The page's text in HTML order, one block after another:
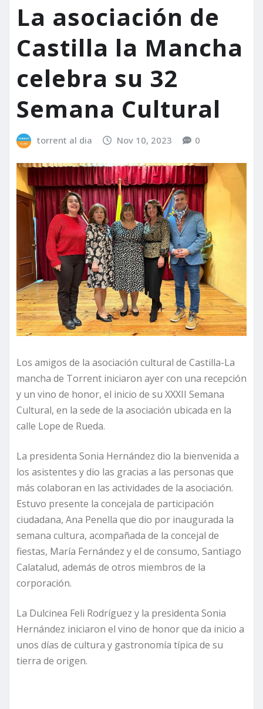
La asociación de
Castilla la Mancha
celebra su 32
Semana Cultural
torrent al dia Nov 10, 2023 0
Los amigos de la asociación cultural de Castilla-La
mancha de Torrent iniciaron ayer con una recepción
y un vino de honor, el inicio de su XXXII Semana
Cultural, en la sede de la asociación ubicada en la
calle Lope de Rueda.
La presidenta Sonia Hernández dio la bienvenida a
los asistentes y dio las gracias a las personas que
más colaboran en las actividades de la asociación.
Estuvo presente la concejala de participación
ciudadana, Ana Penella que dio por inaugurada la
semana cultura, acompañada de la concejal de
fiestas, María Fernández y el de consumo, Santiago
Calatalud, además de otros miembros de la
corporación.
La Dulcinea Feli Rodríguez y la presidenta Sonia
Hernández iniciaron el vino de honor que da inicio a
unos días de cultura y gastronomía típica de su
tierra de origen.